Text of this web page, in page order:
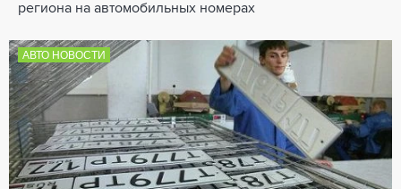
региона на автомобильных номерах
АВТО НОВОСТИ